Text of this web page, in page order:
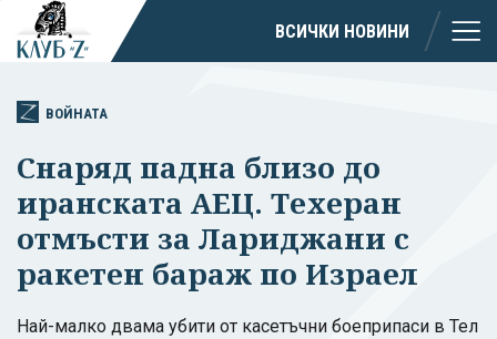
ВСИЧКИ НОВИНИ
ВОЙНАТА
Снаряд падна близо до
иранската АЕЦ. Техеран
отмъсти за Лариджани с
ракетен бараж по Израел
Най-малко двама убити от касетъчни боеприпаси в Тел